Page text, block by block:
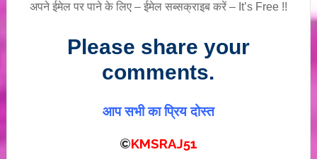
अपने ईमेल पर पाने के लिए – ईमेल सब्सक्राइब करें – It’s Free !!
Please share your
comments.
आप सभी का प्रिय दोस्त
©KMSRAJ51